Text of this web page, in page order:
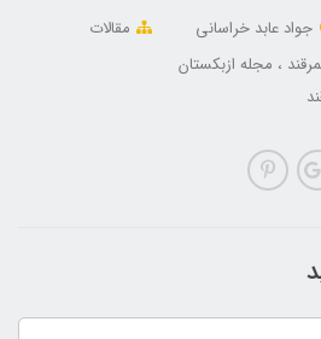
جواد عابد خراسانی
مقالات
مجله ازبکستان